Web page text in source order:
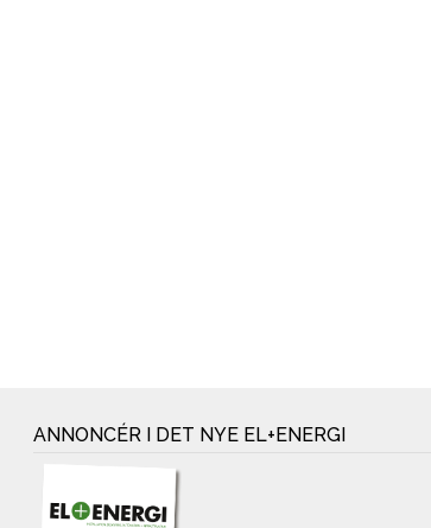
ANNONCÉR I DET NYE EL+ENERGI